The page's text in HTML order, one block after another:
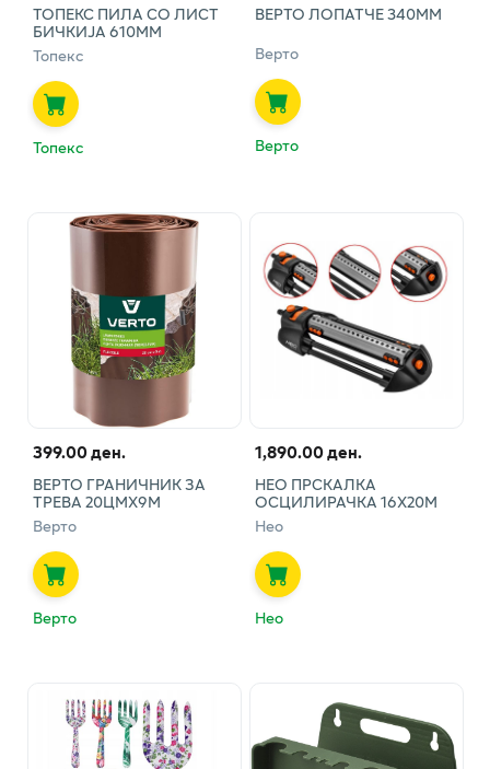
ТОПЕКС ПИЛА СО ЛИСТ
БИЧКИЈА 610ММ
Топекс
Топекс
ВЕРТО ЛОПАТЧЕ 340ММ
Верто
Верто
399.00 ден.
ВЕРТО ГРАНИЧНИК ЗА
ТРЕВА 20ЦМХ9М
Верто
Верто
1,890.00 ден.
НЕО ПРСКАЛКА
ОСЦИЛИРАЧКА 16Х20М
Нео
Нео